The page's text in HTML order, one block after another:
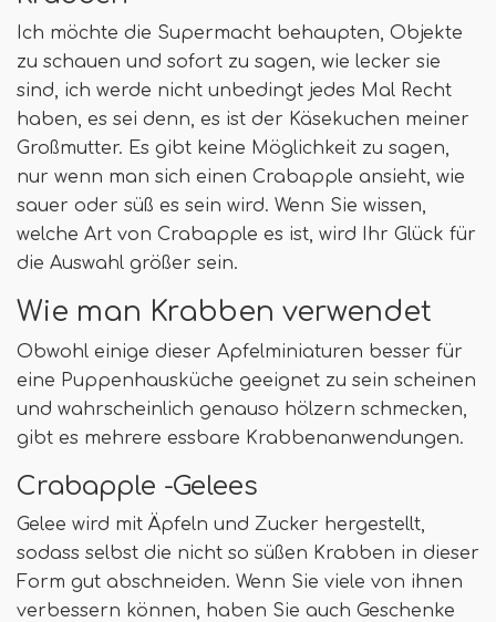
Ich möchte die Supermacht behaupten, Objekte
zu schauen und sofort zu sagen, wie lecker sie
sind, ich werde nicht unbedingt jedes Mal Recht
haben, es sei denn, es ist der Käsekuchen meiner
Großmutter. Es gibt keine Möglichkeit zu sagen,
nur wenn man sich einen Crabapple ansieht, wie
sauer oder süß es sein wird. Wenn Sie wissen,
welche Art von Crabapple es ist, wird Ihr Glück für
die Auswahl größer sein.
Wie man Krabben verwendet
Obwohl einige dieser Apfelminiaturen besser für
eine Puppenhausküche geeignet zu sein scheinen
und wahrscheinlich genauso hölzern schmecken,
gibt es mehrere essbare Krabbenanwendungen.
Crabapple -Gelees
Gelee wird mit Äpfeln und Zucker hergestellt,
sodass selbst die nicht so süßen Krabben in dieser
Form gut abschneiden. Wenn Sie viele von ihnen
verbessern können, haben Sie auch Geschenke